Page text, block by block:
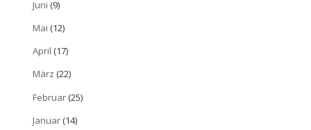
Juni (9)
Mai (12)
April (17)
März (22)
Februar(25)
Januar(14)